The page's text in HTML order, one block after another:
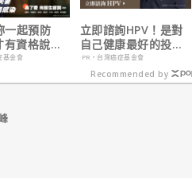
一起預防
有資格說愛
基金會
立即諮詢HPV！是對
自己健康最好的投
資，把握現在不嫌
晚！
PR・台灣癌症基金會
Recommended by